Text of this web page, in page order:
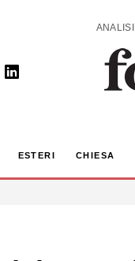
ESTERI CHIESA